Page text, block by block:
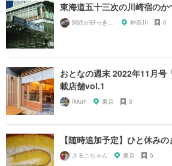
東海道五十三次の川崎宿のか
関西が好っきゃねん 神奈川 0
おとなの週末 2022年11月号
載店舗vol.1
Ikkun 東京 3
【随時追加予定】ひと休みの
さるこちゃん 東京 5